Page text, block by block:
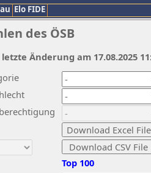
Elo FIDE
des ÖSB
Top 100
letzte Änderung am 17.08.2025